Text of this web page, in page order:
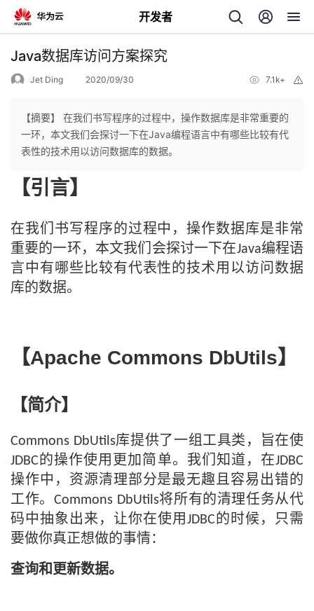
开发者
返
主
页
的
开
的
博
客
我
的
论
坛
我
的
圈
子
我
的
直
播
我
的
活
我
的
我
Java数据库访问方案探究
Jet Ding 2020/09/30 7.1k+
【摘要】 在我们书写程序的过程中，操作数据库是非常重要的
一环，本文我们会探讨一下在Java编程语言中有哪些比较有代
表性的技术用以访问数据库的数据。
【引言】
在我们书写程序的过程中，操作数据库是非常
重要的一环，本文我们会探讨一下在Java编程语
言中有哪些比较有代表性的技术用以访问数据
库的数据。
【Apache Commons DbUtils】
【简介】
Commons DbUtils库提供了一组工具类，旨在使
JDBC的操作使用更加简单。我们知道，在JDBC
操作中，资源清理部分是最无趣且容易出错的
工作。 Commons DbUtils将所有的清理任务从代
码中抽象出来，让你在使用 JDBC的时候，只需
要做你真正想做的事情：
查询和更新数据。